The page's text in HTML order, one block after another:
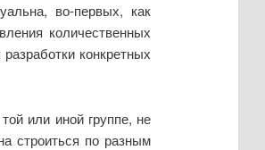
во-первых, как
количественных
конкретных
или иной группе, не
строиться по разным